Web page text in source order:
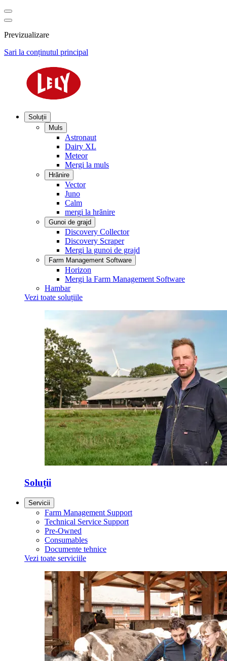
Previzualizare
Sari la conținutul principal
Soluții
Muls
Astronaut
Dairy XL
Meteor
Mergi la muls
Hrănire
Vector
Juno
Calm
mergi la hrănire
Gunoi de grajd
Discovery Collector
Discovery Scraper
Mergi la gunoi de grajd
Farm Management Software
Horizon
Mergi la Farm Management Software
Hambar
Vezi toate soluțiile
Soluții
Servicii
Farm Management Support
Technical Service Support
Pre-Owned
Consumables
Documente tehnice
Vezi toate serviciile